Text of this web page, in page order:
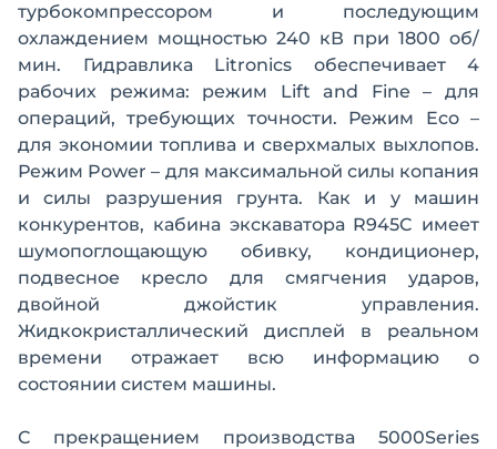
турбокомпрессором и последующим
охлаждением мощностью 240 кВ при 1800 об/
мин. Гидравлика Litronics обеспечивает 4
рабочих режима: режим Lift and Fine – для
операций, требующих точности. Режим Eco –
для экономии топлива и сверхмалых выхлопов.
Режим Power – для максимальной силы копания
и силы разрушения грунта. Как и у машин
конкурентов, кабина экскаватора R945C имеет
шумопоглощающую обивку, кондиционер,
подвесное кресло для смягчения ударов,
двойной джойстик управления.
Жидкокристаллический дисплей в реальном
времени отражает всю информацию о
состоянии систем машины.
С прекращением производства 5000Series